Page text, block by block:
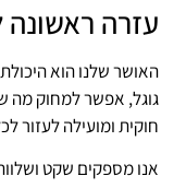
עזרה
האושר שלנו הוא
גוגל, אפשר למחוק מה
חוקית ומועילה לעזור
אנו מספקים שקט